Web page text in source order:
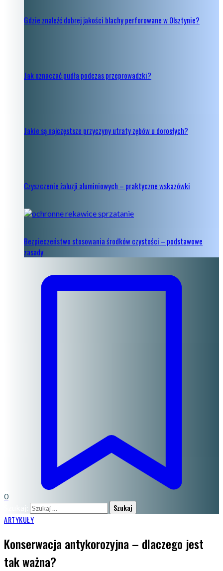
Gdzie znaleźć dobrej jakości blachy perforowane w Olsztynie?
Jak oznaczać pudła podczas przeprowadzki?
Jakie są najczęstsze przyczyny utraty zębów u dorosłych?
Czyszczenie żaluzji aluminiowych – praktyczne wskazówki
Bezpieczeństwo stosowania środków czystości – podstawowe
zasady
0
ARTYKUŁY
Konserwacja antykorozyjna – dlaczego jest
tak ważna?